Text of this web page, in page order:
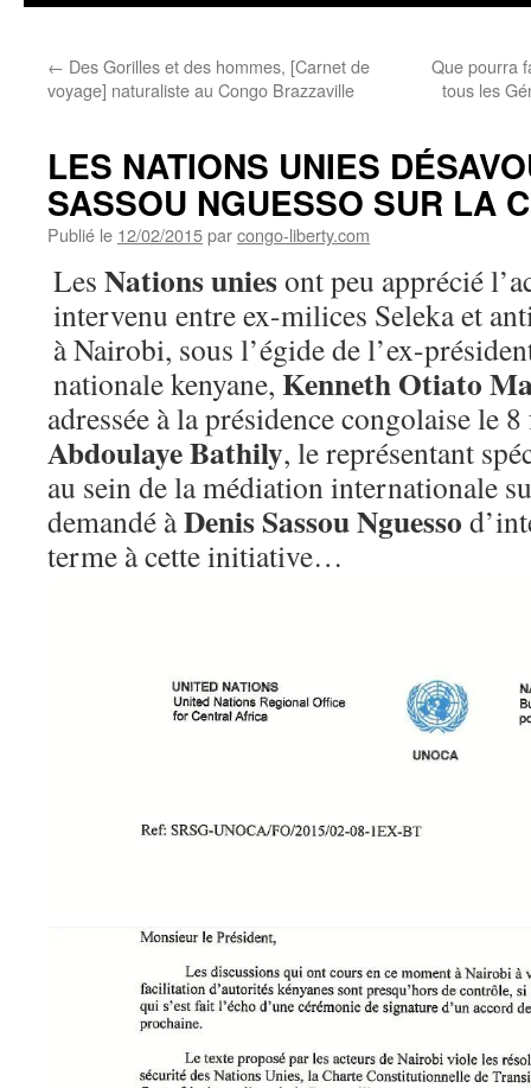
← Des Gorilles et des hommes, [Carnet de
voyage] naturaliste au Congo Brazzaville
Que pourra
tous les
LES NATIONS UNIES
SASSOU NGUESSO SUR LA
Publié le 12/02/2015parcongo-liberty.com
Les Nations uniesont peu apprécié
intervenu entre ex-milices Seleka et
à Nairobi, sous l’égide de l’ex-
nationale kenyane, Kenneth Otiato
adressée à la présidence congolaise le
Abdoulaye Bathily, le représentant
au sein de la médiation internationale
demandé àDenis Sassou Nguesso
terme à cette initiative…